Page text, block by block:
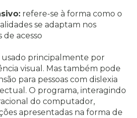
refere-se à forma como o
se adaptam nos
de acesso
usado principalmente por
visual. Mas também pode
para pessoas com dislexia
O programa, interagindo
do computador,
apresentadas na forma de